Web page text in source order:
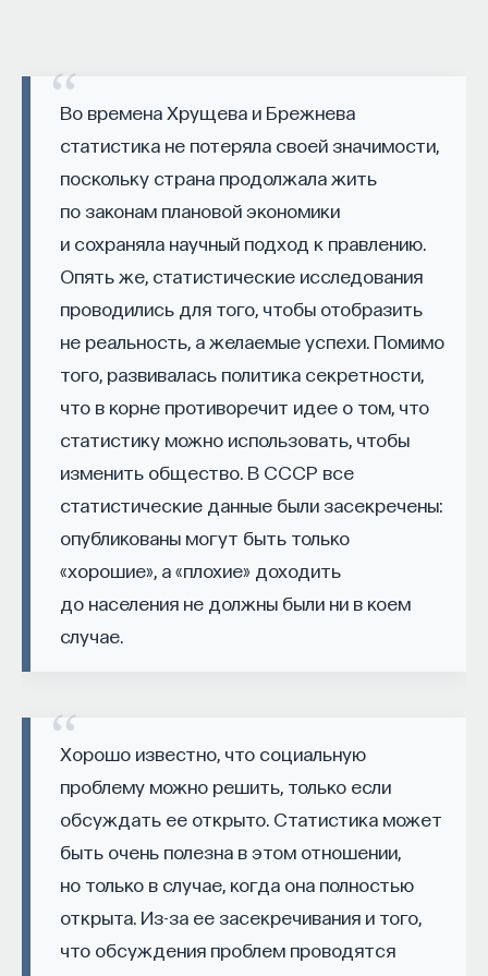
Во времена Хрущева и Брежнева
статистика не потеряла своей значимости,
поскольку страна продолжала жить
по законам плановой экономики
и сохраняла научный подход к правлению.
Опять же, статистические исследования
проводились для того, чтобы отобразить
не реальность, а желаемые успехи. Помимо
того, развивалась политика секретности,
что в корне противоречит идее о том, что
статистику можно использовать, чтобы
изменить общество. В СССР все
статистические данные были засекречены:
опубликованы могут быть только
«хорошие», а «плохие» доходить
до населения не должны были ни в коем
случае.
Хорошо известно, что социальную
проблему можно решить, только если
обсуждать ее открыто. Статистика может
быть очень полезна в этом отношении,
но только в случае, когда она полностью
открыта. Из-за ее засекречивания и того,
что обсуждения проблем проводятся
Для уже готовых специалистов достаточно
оставить информацию о себе: образование, опыт
работы, навыки, интересы и владение
иностранными языками. КомандаNaukka Talents
будет искать, где эти навыки могут быть
применены, и поможет найти международную
deep tech или биотех компанию, где человек
сможет раскрыть свои таланты.​ Для тех, кто ещё
и индивидуальные консультации, чтобы понять,
как развить необходимые навыки. Позднее будет
запущена серия спецпроектов, рассказывающих
о разных индустриях и их устройстве.​
в исследовательской сфере — это ваш шанс
выйти на глобальный уровень. Помогите вместе
приблизить Четвёртую индустриальную
революцию и найти своё место в инновационном
будущем! ​
чтобы стать участником программы
https://postnauka.org/link/tal1125_blog1
11/24/2025
НАПИСАТЬ НАМ